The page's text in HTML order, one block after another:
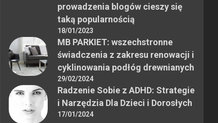
prowadzenia blogów cieszy się
taką popularnością
18/01/2023
MB PARKIET: wszechstronne
świadczenia z zakresu renowacji i
cyklinowania podłóg drewnianych
29/02/2024
Radzenie Sobie z ADHD: Strategie
i Narzędzia Dla Dzieci i Dorosłych
17/01/2024